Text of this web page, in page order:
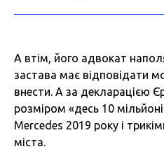
А втім, його адвокат
застава має відповідати
внести. А за декларацією
розміром «десь 10
Mercedes 2019 року і
міста.